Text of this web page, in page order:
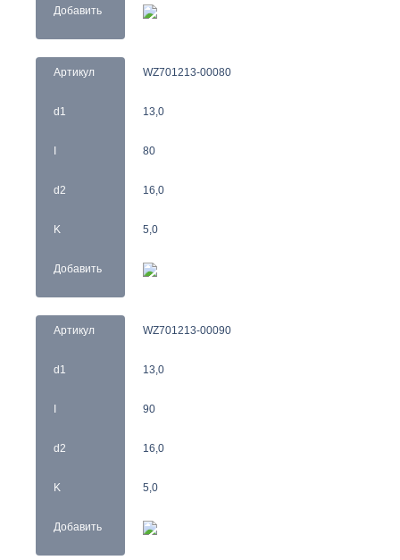
Добавить
Артикул
d1
I
d2
K
Добавить
WZ701213-00080
13,0
80
16,0
5,0
Артикул
d1
I
d2
K
Добавить
WZ701213-00090
13,0
90
16,0
5,0